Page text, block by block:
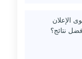
نتائج؟